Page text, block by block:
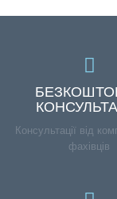
Консультації від
фахівців